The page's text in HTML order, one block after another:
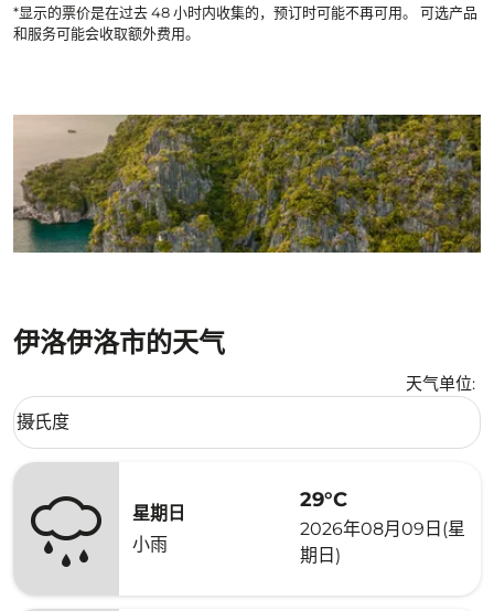
*显示的票价是在过去 48 小时内收集的，预订时可能不再可用。 可选产品
和服务可能会收取额外费用。
伊洛伊洛市的天气
天气单位:
Weather unit option 摄氏度 Selected
摄氏度
keyboard_arrow_down
星期日
小雨
29°C
2026年08月09日(星
期日)